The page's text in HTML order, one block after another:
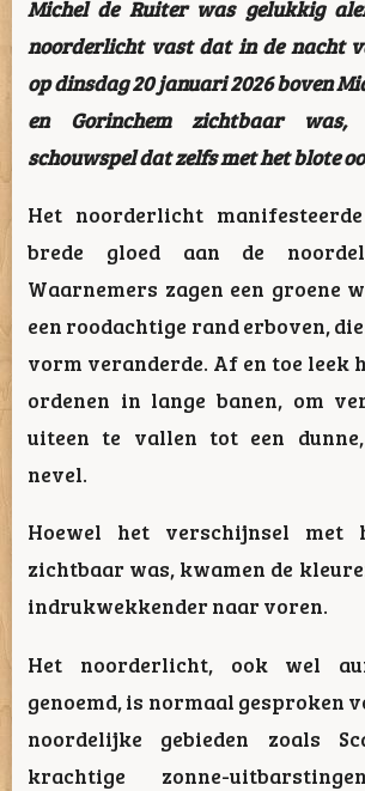
Michel de Ruiter was gelukkig
noorderlicht vast dat in de nacht
op dinsdag 20 januari 2026 boven
en Gorinchem zichtbaar was,
schouwspel dat zelfs met het blote
Het noorderlicht
brede gloed aan de
Waarnemers zagen een groene
een roodachtige rand erboven,
vorm veranderde. Af en toe leek
ordenen in lange banen, om
uiteen te vallen tot een
nevel.
Hoewel het verschijnsel met
zichtbaar was, kwamen de
indrukwekkender naar voren.
Het noorderlicht, ook wel
genoemd, is normaal gesproken
noordelijke gebieden zoals
krachtige zonne-